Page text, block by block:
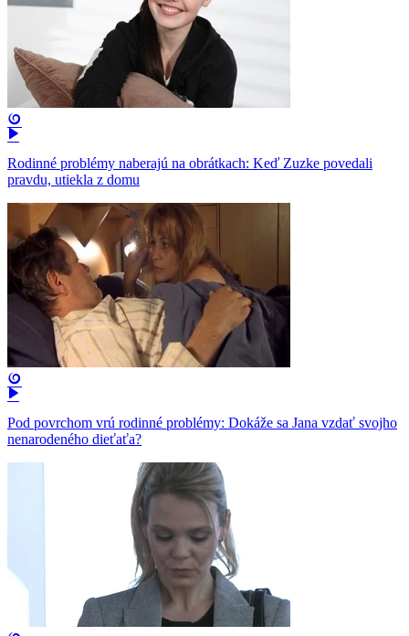
Rodinné problémy naberajú na obrátkach: Keď Zuzke povedali
pravdu, utiekla z domu
Pod povrchom vrú rodinné problémy: Dokáže sa Jana vzdať svojho
nenarodeného dieťaťa?